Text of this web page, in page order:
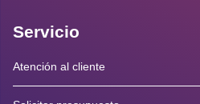
Servicio
Atención al cliente